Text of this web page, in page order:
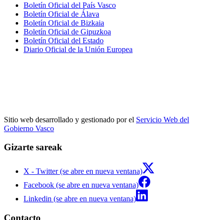
Boletín Oficial del País Vasco
Boletín Oficial de Álava
Boletín Oficial de Bizkaia
Boletín Oficial de Gipuzkoa
Boletín Oficial del Estado
Diario Oficial de la Unión Europea
Sitio web desarrollado y gestionado por el Servicio Web del
Gobierno Vasco
Gizarte sareak
X - Twitter (se abre en nueva ventana)
Facebook (se abre en nueva ventana)
Linkedin (se abre en nueva ventana)
Contacto